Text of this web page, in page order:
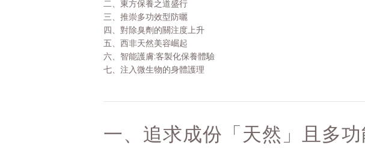
二、 東方保養之道盛行
三、 推崇多功效型防曬
四、 對除臭劑的關注度上升
五、 西非天然美容崛起
六、 智能護膚:客製化保養體驗
七、 注入微生物的身體護理
一、追求成份「天然」且多